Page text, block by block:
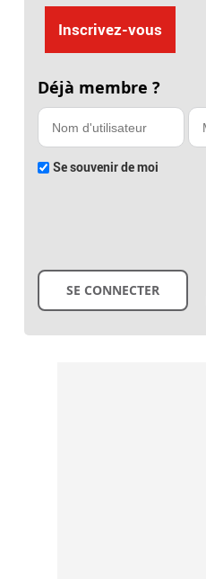
Inscrivez-vous
Déjà membre ?
Se souvenir de moi